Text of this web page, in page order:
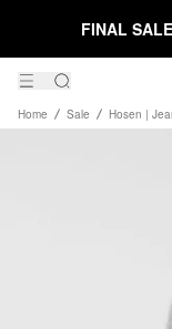
FINAL SALE
Home Sale Hosen |